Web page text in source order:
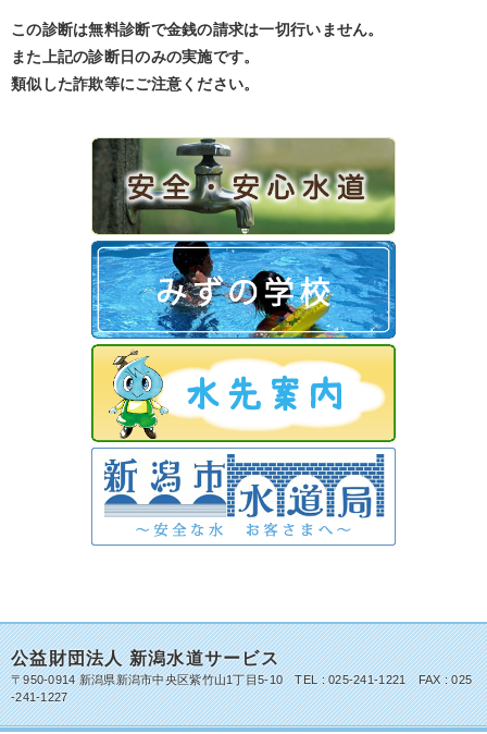
この診断は無料診断で金銭の請求は一切行いません。
また上記の診断日のみの実施です。
類似した詐欺等にご注意ください。
公益財団法人 新潟水道サービス
〒950-0914 新潟県新潟市中央区紫竹山1丁目5-10 TEL : 025-241-1221 FAX : 025
-241-1227